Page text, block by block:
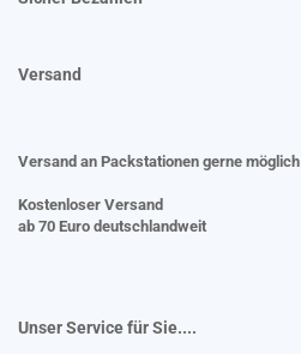
Versand
Versand an Packstationen gerne möglich
Kostenloser Versand
ab 70 Euro deutschlandweit
Unser Service für Sie....